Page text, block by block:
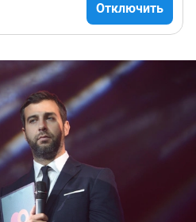
Отключить